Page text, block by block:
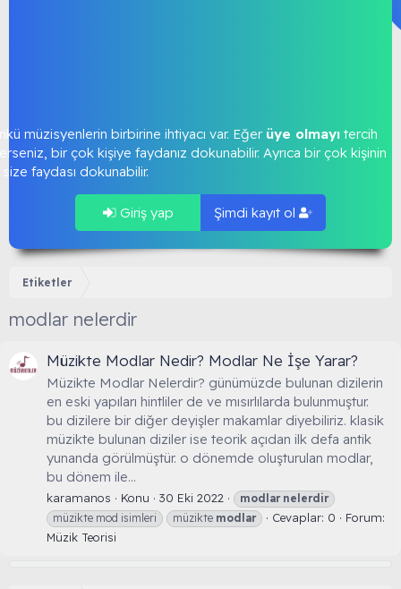
müzisyenlerin birbirine ihtiyacı var. Eğer üye olmayı tercih
bir çok kişiye faydanız dokunabilir. Ayrıca bir çok kişinin
faydası dokunabilir.
Giriş yap Şimdi kayıt ol
Etiketler
modlar nelerdir
Müzikte Modlar Nedir? Modlar Ne İşe Yarar?
Müzikte Modlar Nelerdir? günümüzde bulunan dizilerin
en eski yapıları hintliler de ve mısırlılarda bulunmuştur.
bu dizilere bir diğer deyişler makamlar diyebiliriz. klasik
müzikte bulunan diziler ise teorik açıdan ilk defa antik
yunanda görülmüştür. o dönemde oluşturulan modlar,
bu dönem ile...
karamanos Konu 30 Eki 2022 modlar nelerdir
müzikte mod isimleri
müzikte modlar Cevaplar: 0
Forum:
Müzik Teorisi